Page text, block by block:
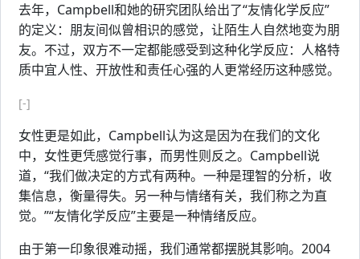
去年，Campbell和她的研究团队给出了“友情化学反应”
的定义：朋友间似曾相识的感觉，让陌生人自然地变为朋
友。不过，双方不一定都能感受到这种化学反应：人格特
质中宜人性、开放性和责任心强的人更常经历这种感觉。
[-]
女性更是如此，Campbell认为这是因为在我们的文化
中，女性更凭感觉行事，而男性则反之。Campbell说
道，“我们做决定的方式有两种。一种是理智的分析，收
集信息，衡量得失。另一种与情绪有关，我们称之为直
觉。”“友情化学反应”主要是一种情绪反应。
由于第一印象很难动摇，我们通常都摆脱其影响。2004